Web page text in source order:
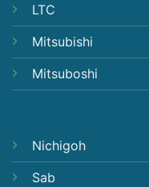
LTC
Mitsubishi
Mitsuboshi
Nichigoh
Sab